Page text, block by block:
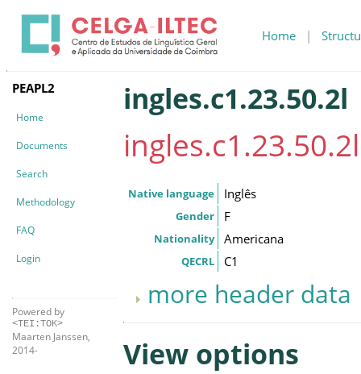
Home |
PEAPL2
Home
Documents
Search
Methodology
FAQ
Login
Powered by
<TEI:TOK>
Maarten Janssen,
2014-
ingles.c1.23.50.2l
ingles.c1.23.50.2l
Native language Inglês
Gender F
Nationality Americana
QECRL C1
more header data
View options